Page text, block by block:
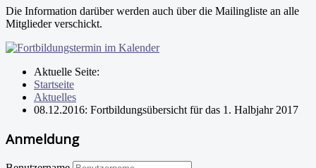
Die Information darüber werden auch über die Mailingliste an alle
Mitglieder verschickt.
Aktuelle Seite:
Startseite
Aktuelles
08.12.2016: Fortbildungsübersicht für das 1. Halbjahr 2017
Anmeldung